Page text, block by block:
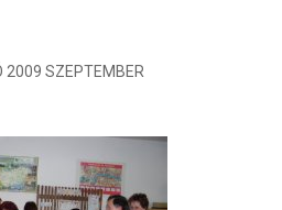
2009 SZEPTEMBER